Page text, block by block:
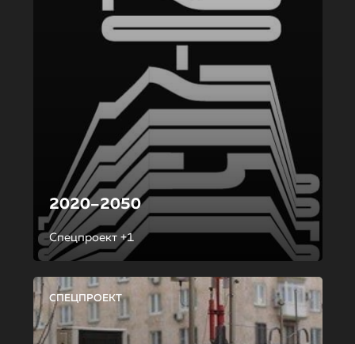
2020–2050
Спецпроект +1
СПЕЦПРОЕКТ